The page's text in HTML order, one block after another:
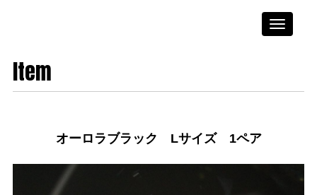
Toggle
Item
オーロラブラック Lサイズ 1ペア